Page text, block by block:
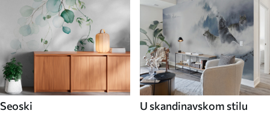
Seoski U skandinavskom stilu